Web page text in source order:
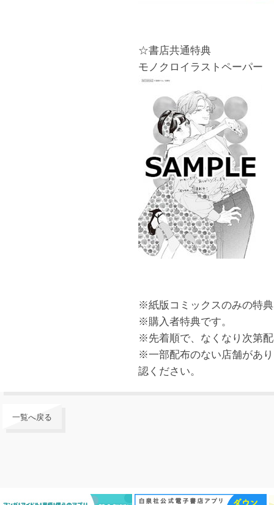
☆書店共通特典
モノクロイラストペーパー
※紙版コミックスのみの特
※購入者特典です。
※先着順で、なくなり次第
※一部配布のない店舗があ
認ください。
一覧へ戻る